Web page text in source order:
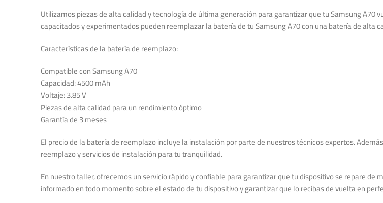
Utilizamos piezas de alta calidad y tecnología de última generación para garantizar que tu Samsung
capacitados y experimentados pueden reemplazar la batería de tu Samsung A70 con una batería de alta
Características de la batería de reemplazo:
Compatible con Samsung A70
Capacidad: 4500 mAh
Voltaje: 3.85 V
Piezas de alta calidad para un rendimiento óptimo
Garantía de 3 meses
El precio de la batería de reemplazo incluye la instalación por parte de nuestros técnicos expertos.
reemplazo y servicios de instalación para tu tranquilidad.
En nuestro taller, ofrecemos un servicio rápido y confiable para garantizar que tu dispositivo se repare
informado en todo momento sobre el estado de tu dispositivo y garantizar que lo recibas de vuelta en